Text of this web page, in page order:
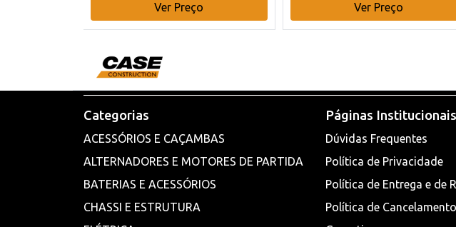
Ver Preço
Ver Preço
Categorias
ACESSÓRIOS E CAÇAMBAS
ALTERNADORES E MOTORES DE PARTIDA
BATERIAS E ACESSÓRIOS
CHASSI E ESTRUTURA
Páginas Institucionais
Dúvidas Frequentes
Política de Privacidade
Política de Entrega e de
Política de